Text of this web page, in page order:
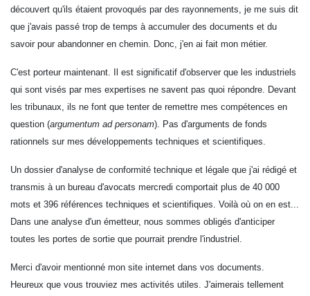
découvert qu'ils étaient provoqués par des rayonnements, je me suis dit
que j'avais passé trop de temps à accumuler des documents et du
savoir pour abandonner en chemin. Donc, j'en ai fait mon métier.
C'est porteur maintenant. Il est significatif d'observer que les industriels
qui sont visés par mes expertises ne savent pas quoi répondre. Devant
les tribunaux, ils ne font que tenter de remettre mes compétences en
question (argumentum ad personam). Pas d'arguments de fonds
rationnels sur mes développements techniques et scientifiques.
Un dossier d'analyse de conformité technique et légale que j'ai rédigé et
transmis à un bureau d'avocats mercredi comportait plus de 40 000
mots et 396 références techniques et scientifiques. Voilà où on en est...
Dans une analyse d'un émetteur, nous sommes obligés d'anticiper
toutes les portes de sortie que pourrait prendre l'industriel.
Merci d'avoir mentionné mon site internet dans vos documents.
Heureux que vous trouviez mes activités utiles. J'aimerais tellement